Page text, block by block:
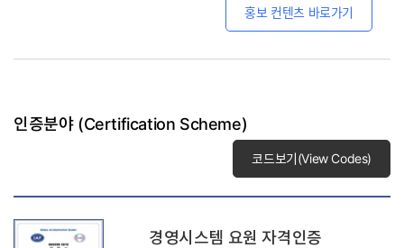
홍보 컨텐츠 바로가기
인증분야 (Certification Scheme)
코드보기(View Codes)
경영시스템 요원 자격인증